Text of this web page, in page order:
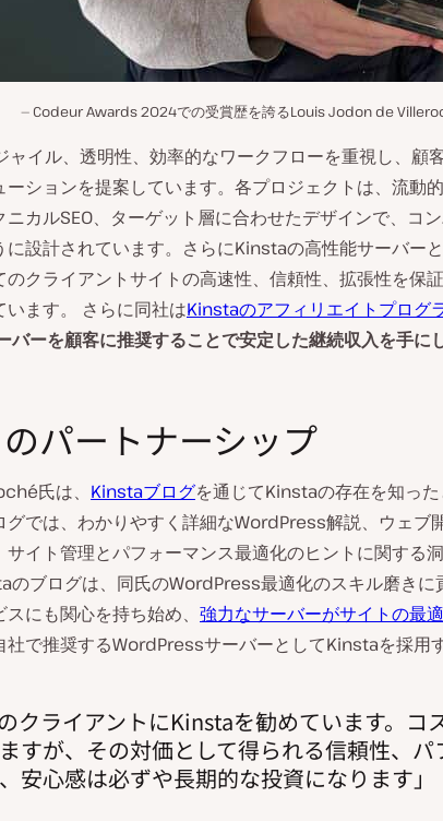
Codeur Awards 2024での受賞歴を誇るLouis Jodon de
イル、透明性、効率的なワークフローを重視し、顧
ーションを提案しています。各プロジェクトは、流動
ニカルSEO、ターゲット層に合わせたデザインで、コ
に設計されています。さらにKinstaの高性能サーバー
のクライアントサイトの高速性、信頼性、拡張性を保
います。 さらに同社はKinstaのアフィリエイトプログ
ーを顧客に推奨することで安定した継続収入を手に
パートナーシップ
氏は、 Kinstaブログを通じてKinstaの存在を知った
では、わかりやすく詳細なWordPress解説、ウェブ
サイト管理とパフォーマンス最適化のヒントに関する
のブログは、同氏のWordPress最適化のスキル磨きに
にも関心を持ち始め、 強力なサーバーがサイトの最
社で推奨するWordPressサーバーとしてKinstaを採用
クライアントにKinstaを勧めています。コ
すが、その対価として得られる信頼性、パ
安心感は必ずや長期的な投資になります